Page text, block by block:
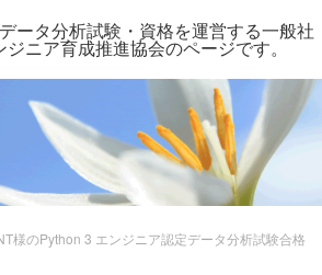
ータ分析試験・資格を運営する一般社
ジニア育成推進協会のページです。
様のPython 3 エンジニア認定データ分析試験合格